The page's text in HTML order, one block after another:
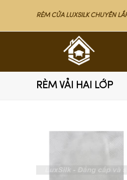
RÈM CỬA LUXSILK CHUYÊN
RÈM VẢI HAI LỚP